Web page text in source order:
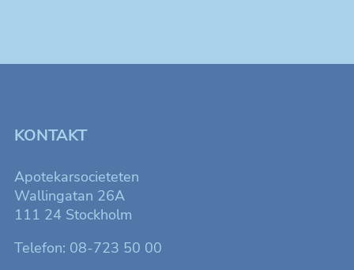
KONTAKT
Apotekarsocieteten
Wallingatan 26A
111 24 Stockholm
Telefon: 08-723 50 00